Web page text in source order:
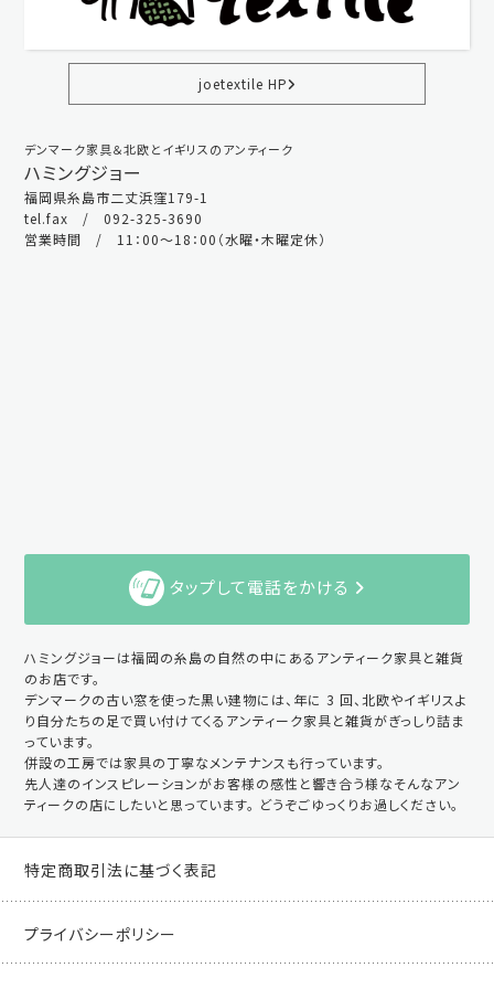
joetextile HP
デンマーク家具＆北欧とイギリスのアンティーク
ハミングジョー
福岡県糸島市二丈浜窪179-1
tel.fax / 092-325-3690
営業時間 / 11：00～18：00（水曜・木曜定休）
タップして電話をかける
ハミングジョーは福岡の糸島の自然の中にあるアンティーク家具と雑貨
のお店です。
デンマークの古い窓を使った黒い建物には、年に 3 回、北欧やイギリスよ
り自分たちの足で買い付けてくるアンティーク家具と雑貨がぎっしり詰ま
っています。
併設の工房では家具の丁寧なメンテナンスも行っています。
先人達のインスピレーションがお客様の感性と響き合う様なそんなアン
ティークの店にしたいと思っています。 どうぞごゆっくりお過しください。
特定商取引法に基づく表記
プライバシーポリシー